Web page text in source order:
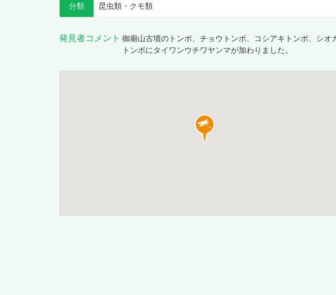
分類 昆虫類・クモ類
発見者コメント 御廟山古墳のトンボ、チョウトンボ、コシアキトンボ、シオ
トンボにタイワンウチワヤンマが加わりました。